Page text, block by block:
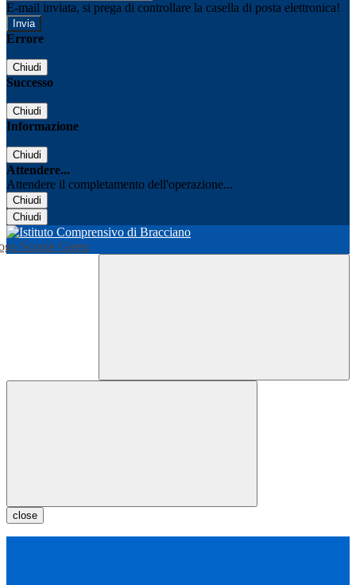
E-mail inviata, si prega di controllare la casella di posta elettronica!
Errore
Chiudi
Successo
Chiudi
Informazione
Chiudi
Attendere...
Attendere il completamento dell'operazione...
Chiudi
Chiudi
close